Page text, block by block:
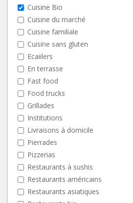
Cuisine Bio
Cuisine du marché
Cuisine familiale
Cuisine sans gluten
Ecaiilers
En terrasse
Fast food
Food trucks
Grillades
Institutions
Livraisons à domicile
Pierrades
Pizzerias
Restaurants à sushis
Restaurants américains
Restaurants asiatiques